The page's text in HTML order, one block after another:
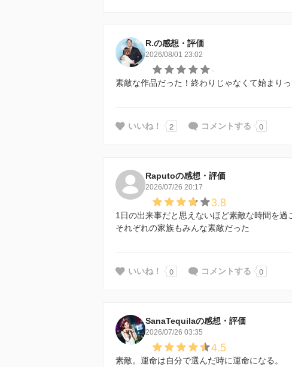
R.の感想・評価
2026/08/01 23:02
-
素敵な作品だった！終わりじゃなくて始まり
いいね！ 2 コメントする 0
Raputoの感想・評価
2026/07/26 20:17
3.8
1日の出来事だと思えないほど素敵な時間を過
それぞれの家族もみんな素敵だった
いいね！ 0 コメントする 0
SanaTequilaの感想・評価
2026/07/26 03:35
4.5
素敵。運命は自分で選んだ時に運命になる。